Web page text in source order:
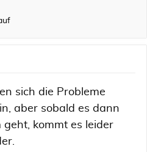
sich die Probleme
aber sobald es dann
geht, kommt es leider